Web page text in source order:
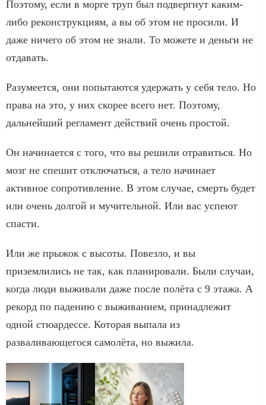
Поэтому, если в морге труп был подвергнут каким-
либо реконструкциям, а вы об этом не просили. И
даже ничего об этом не знали. То можете и деньги не
отдавать.
Разумеется, они попытаются удержать у себя тело. Но
права на это, у них скорее всего нет. Поэтому,
дальнейший регламент действий очень простой.
Он начинается с того, что вы решили отравиться. Но
мозг не спешит отключаться, а тело начинает
активное сопротивление. В этом случае, смерть будет
или очень долгой и мучительной. Или вас успеют
спасти.
Или же прыжок с высоты. Повезло, и вы
приземлились не так, как планировали. Были случаи,
когда люди выживали даже после полёта с 9 этажа. А
рекорд по падению с выживанием, принадлежит
одной стюардессе. Которая выпала из
разваливающегося самолёта, но выжила.